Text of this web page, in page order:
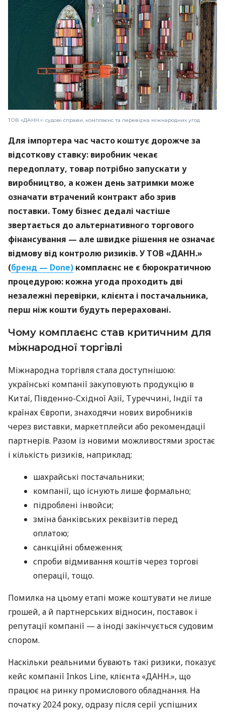
ТОВ «ДАНН.»: судові справи, комплаєнс та перевірка міжнародних угод
Для імпортера час часто коштує дорожче за
відсоткову ставку: виробник чекає
передоплату, товар потрібно запускати у
виробництво, а кожен день затримки може
означати втрачений контракт або зрив
поставки. Тому бізнес дедалі частіше
звертається до альтернативного торгового
фінансування — але швидке рішення не означає
відмову від контролю ризиків. У ТОВ «ДАНН.»
(бренд — Done) комплаєнс не є бюрократичною
процедурою: кожна угода проходить дві
незалежні перевірки, клієнта і постачальника,
перш ніж кошти будуть перераховані.
Чому комплаєнс став критичним для
міжнародної торгівлі
Міжнародна торгівля стала доступнішою:
українські компанії закуповують продукцію в
Китаї, Південно-Східної Азії, Туреччині, Індії та
країнах Європи, знаходячи нових виробників
через виставки, маркетплейси або рекомендації
партнерів. Разом із новими можливостями зростає
і кількість ризиків, наприклад:
шахрайські постачальники;
компанії, що існують лише формально;
підроблені інвойси;
зміна банківських реквізитів перед
оплатою;
санкційні обмеження;
спроби відмивання коштів через торгові
операції, тощо.
Помилка на цьому етапі може коштувати не лише
грошей, а й партнерських відносин, поставок і
репутації компанії — а іноді закінчується судовим
спором.
Наскільки реальними бувають такі ризики, показує
кейс компанії Inkos Line, клієнта «ДАНН.», що
працює на ринку промислового обладнання. На
початку 2024 року, одразу після серії успішних